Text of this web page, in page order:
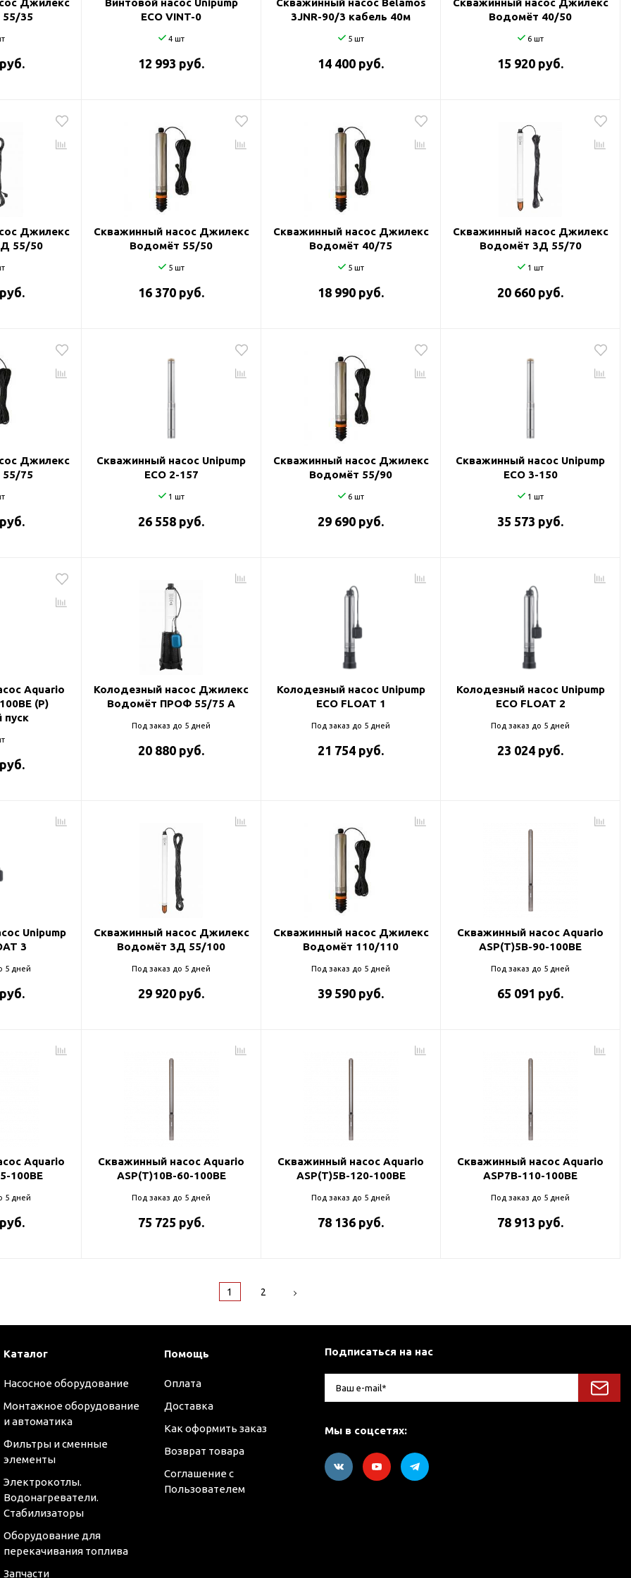
Джилекс
35
Винтовой насос Unipump
ECO VINT-0
4 шт
12 993 руб.
Скважинный насос Belamos
3JNR-90/3 кабель 40м
5 шт
14 400 руб.
Скважинный насос Джилекс
Водомёт 40/50
6 шт
15 920 руб.
Джилекс
55/50
Скважинный насос Джилекс
Водомёт 55/50
5 шт
16 370 руб.
Скважинный насос Джилекс
Водомёт 40/75
5 шт
18 990 руб.
Скважинный насос Джилекс
Водомёт 3Д 55/70
1 шт
20 660 руб.
Джилекс
75
Скважинный насос Unipump
ECO 2-157
1 шт
26 558 руб.
Скважинный насос Джилекс
Водомёт 55/90
6 шт
29 690 руб.
Скважинный насос Unipump
ECO 3-150
1 шт
35 573 руб.
Aquario
(P)
пуск
Колодезный насос Джилекс
Водомёт ПРОФ 55/75 A
Под заказ до 5 дней
20 880 руб.
Колодезный насос Unipump
ECO FLOAT 1
Под заказ до 5 дней
21 754 руб.
Колодезный насос Unipump
ECO FLOAT 2
Под заказ до 5 дней
23 024 руб.
Unipump
3
5 дней
Скважинный насос Джилекс
Водомёт 3Д 55/100
Под заказ до 5 дней
29 920 руб.
Скважинный насос Джилекс
Водомёт 110/110
Под заказ до 5 дней
39 590 руб.
Скважинный насос Aquario
ASP(T)5B-90-100BE
Под заказ до 5 дней
65 091 руб.
Aquario
100BE
5 дней
Скважинный насос Aquario
ASP(T)10B-60-100BE
Под заказ до 5 дней
75 725 руб.
Скважинный насос Aquario
ASP(T)5B-120-100BE
Под заказ до 5 дней
78 136 руб.
Скважинный насос Aquario
ASP7B-110-100BE
Под заказ до 5 дней
78 913 руб.
1 2
Каталог
Насосное оборудование
Монтажное оборудование
и автоматика
Фильтры и сменные
элементы
Электрокотлы.
Водонагреватели.
Стабилизаторы
Оборудование для
перекачивания топлива
Запчасти
Помощь
Оплата
Доставка
Как оформить заказ
Возврат товара
Соглашение с
Пользователем
Подписаться на нас
Мы в соцсетях: